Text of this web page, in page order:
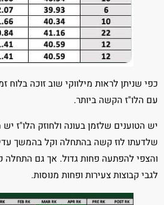
כפי שניתן לראות מילווקי שוב זוכה
עם הלו"ז הקשה ביותר.
יש הטוענים שלזמן בעונה ולחוזק הלו"ז
שלדעתו לוז קשה בהתחלה וקל בהמשך
והצפי להפתעה פחות גדול. אך גם התחלה
לגבי קבוצות צעירות ופחות מנוסות.